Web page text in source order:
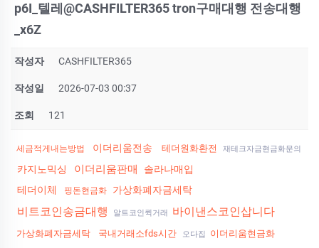
p6I_텔레@CASHFILTER365 tron구매대행 전송대행
_x6Z
작성자 CASHFILTER365
작성일 2026-07-03 00:37
조회 121
세금적게내는방법 이더리움전송 테더원화환전 재테크자금현금화문의
카지노믹싱 이더리움판매
솔라나매입
테더이체
핑돈현금화 가상화폐자금세탁
비트코인송금대행 알트코인퀵거래 바이낸스코인삽니다
가상화폐자금세탁 국내거래소fds시간 오다집 이더리움현금화